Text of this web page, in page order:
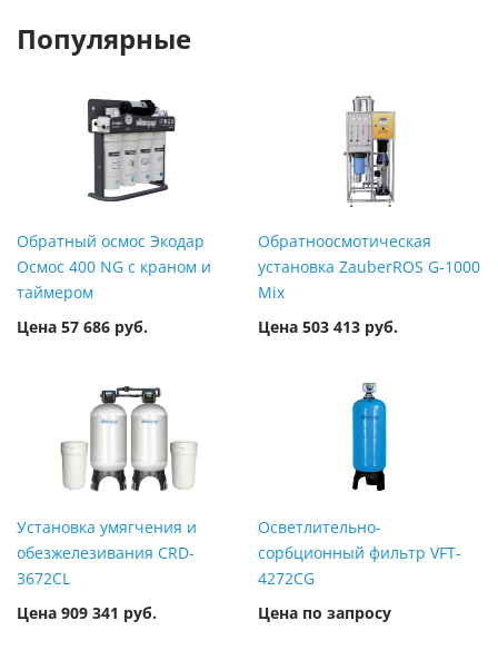
Популярные
Обратный осмос Экодар
Осмос 400 NG с краном и
таймером
Цена 57 686 руб.
Обратноосмотическая
установка ZauberROS G-1000
Mix
Цена 503 413 руб.
Установка умягчения и
обезжелезивания CRD-
3672CL
Цена 909 341 руб.
Осветлительно-
сорбционный фильтр VFT-
4272CG
Цена по запросу